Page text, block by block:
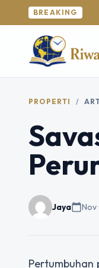
BREAKING
PROPERTI /
Jayacalendar_todayNov
Pertumbuhan